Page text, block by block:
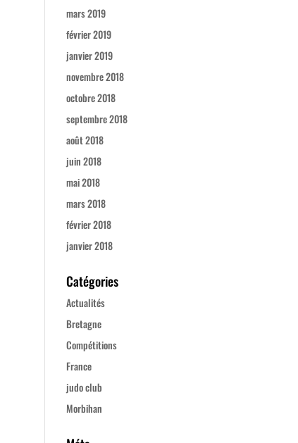
mars 2019
février 2019
janvier 2019
novembre 2018
octobre 2018
septembre 2018
août 2018
juin 2018
mai 2018
mars 2018
février 2018
janvier 2018
Catégories
Actualités
Bretagne
Compétitions
France
judo club
Morbihan